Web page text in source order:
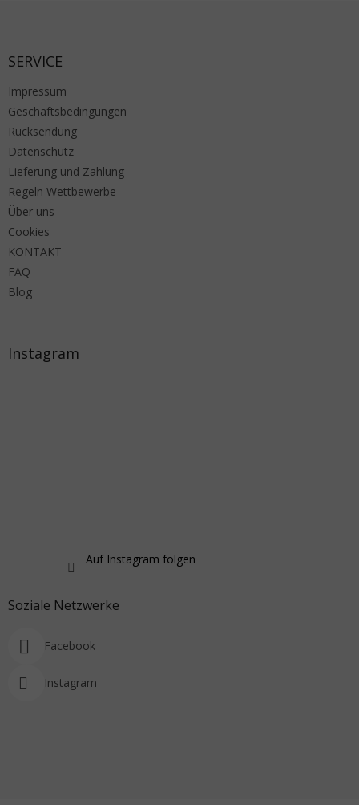
SERVICE
Impressum
Geschäftsbedingungen
Rücksendung
Datenschutz
Lieferung und Zahlung
Regeln Wettbewerbe
Über uns
Cookies
KONTAKT
FAQ
Blog
Instagram
Auf Instagram folgen
Soziale Netzwerke
Facebook
Instagram